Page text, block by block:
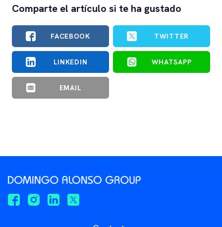
Comparte el artículo si te ha gustado
FACEBOOK TWITTER
LINKEDIN WHATSAPP
EMAIL